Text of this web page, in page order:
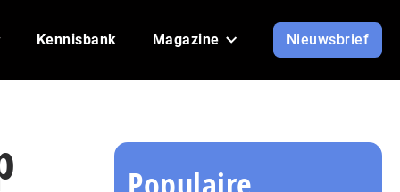
Kennisbank Magazine Nieuwsbrief